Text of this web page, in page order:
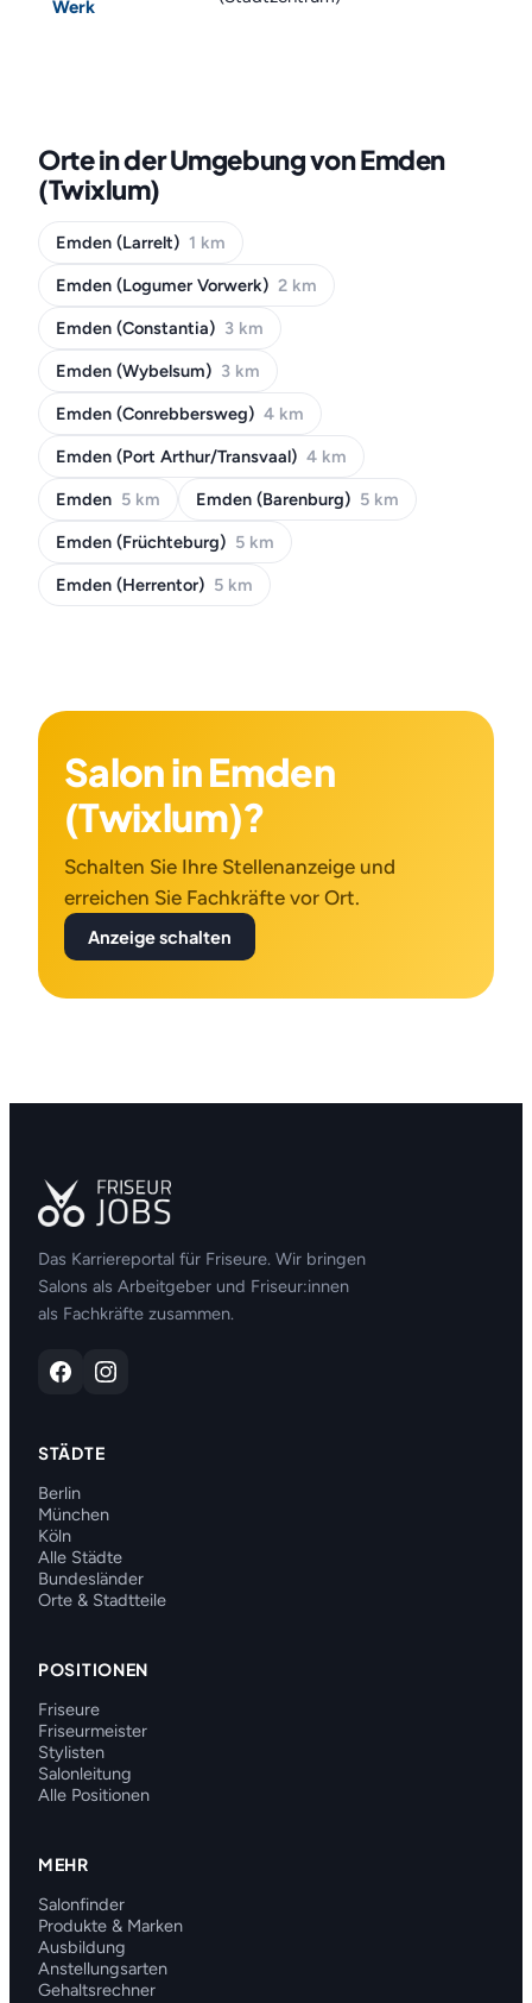
Werk
Orte in der Umgebung von Emden
(Twixlum)
Emden (Larrelt) 1 km
Emden (Logumer Vorwerk) 2 km
Emden (Constantia) 3 km
Emden (Wybelsum) 3 km
Emden (Conrebbersweg) 4 km
Emden (Port Arthur/Transvaal) 4 km
Emden 5 km Emden (Barenburg) 5 km
Emden (Früchteburg) 5 km
Emden (Herrentor) 5 km
Salon in Emden
(Twixlum)?
Schalten Sie Ihre Stellenanzeige und
erreichen Sie Fachkräfte vor Ort.
Anzeige schalten
Das Karriereportal für Friseure. Wir bringen
Salons als Arbeitgeber und Friseur:innen
als Fachkräfte zusammen.
STÄDTE
Berlin
München
Köln
Alle Städte
Bundesländer
Orte & Stadtteile
POSITIONEN
Friseure
Friseurmeister
Stylisten
Salonleitung
Alle Positionen
MEHR
Salonfinder
Produkte & Marken
Ausbildung
Anstellungsarten
Gehaltsrechner